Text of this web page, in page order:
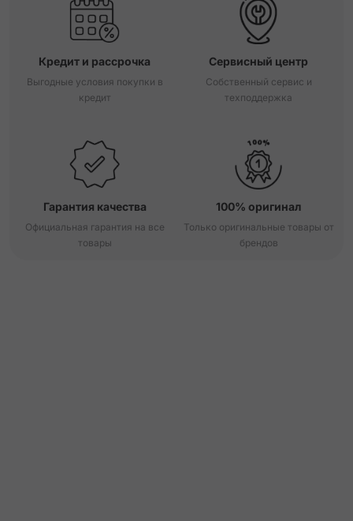
Кредит и рассрочка
Выгодные условия покупки в
кредит
Сервисный центр
Собственный сервис и
техподдержка
Гарантия качества
Официальная гарантия на все
товары
100% оригинал
Только оригинальные товары от
брендов